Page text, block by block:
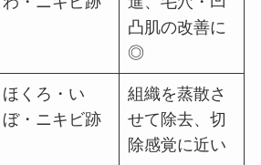
凸肌の改善に
◎
ほくろ・い
ぼ・ニキビ跡
組織を蒸散さ
せて除去、切
除感覚に近い